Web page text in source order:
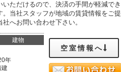
ただけるので、決済の手間が軽減でき
当社スタッフが地域の賃貸情報をご提
へお問い合わせ下さい。
建物
年
建
空室情報へ